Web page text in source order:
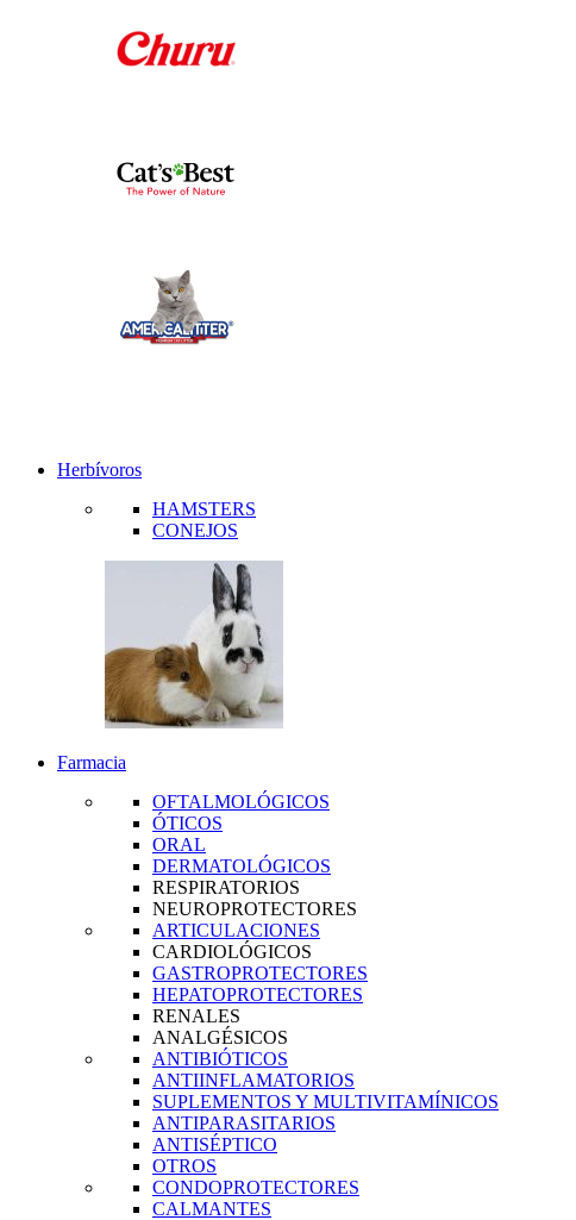
Herbívoros
HAMSTERS
CONEJOS
Farmacia
OFTALMOLÓGICOS
ÓTICOS
ORAL
DERMATOLÓGICOS
RESPIRATORIOS
NEUROPROTECTORES
ARTICULACIONES
CARDIOLÓGICOS
GASTROPROTECTORES
HEPATOPROTECTORES
RENALES
ANALGÉSICOS
ANTIBIÓTICOS
ANTIINFLAMATORIOS
SUPLEMENTOS Y MULTIVITAMÍNICOS
ANTIPARASITARIOS
ANTISÉPTICO
OTROS
CONDOPROTECTORES
CALMANTES